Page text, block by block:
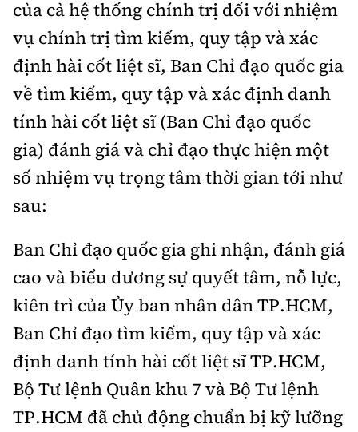
Tổng biên tập:Nguyễn Thị Hồng Nga
Phó Tổng biên tập:Nguyễn Sơn Tùng,
Nguyễn Đức Thắng, La Đức Hùng
Hotline:
Quảng cáo và Phát hành:
0915 057 282
Email: bandoc@baoxaydung.vn
Cấm sao chép dưới mọi hình thức nếu không có sự
chấp thuận bằng văn bản.
soạn
của cả hệ thống chính trị đối với nhiệm
vụ chính trị tìm kiếm, quy tập và xác
định hài cốt liệt sĩ, Ban Chỉ đạo quốc gia
về tìm kiếm, quy tập và xác định danh
tính hài cốt liệt sĩ (Ban Chỉ đạo quốc
gia) đánh giá và chỉ đạo thực hiện một
số nhiệm vụ trọng tâm thời gian tới như
sau:
Ban Chỉ đạo quốc gia ghi nhận, đánh giá
cao và biểu dương sự quyết tâm, nỗ lực,
kiên trì của Ủy ban nhân dân TP.HCM,
Ban Chỉ đạo tìm kiếm, quy tập và xác
định danh tính hài cốt liệt sĩ TP.HCM,
Bộ Tư lệnh Quân khu 7 và Bộ Tư lệnh
TP.HCM đã chủ động chuẩn bị kỹ lưỡng